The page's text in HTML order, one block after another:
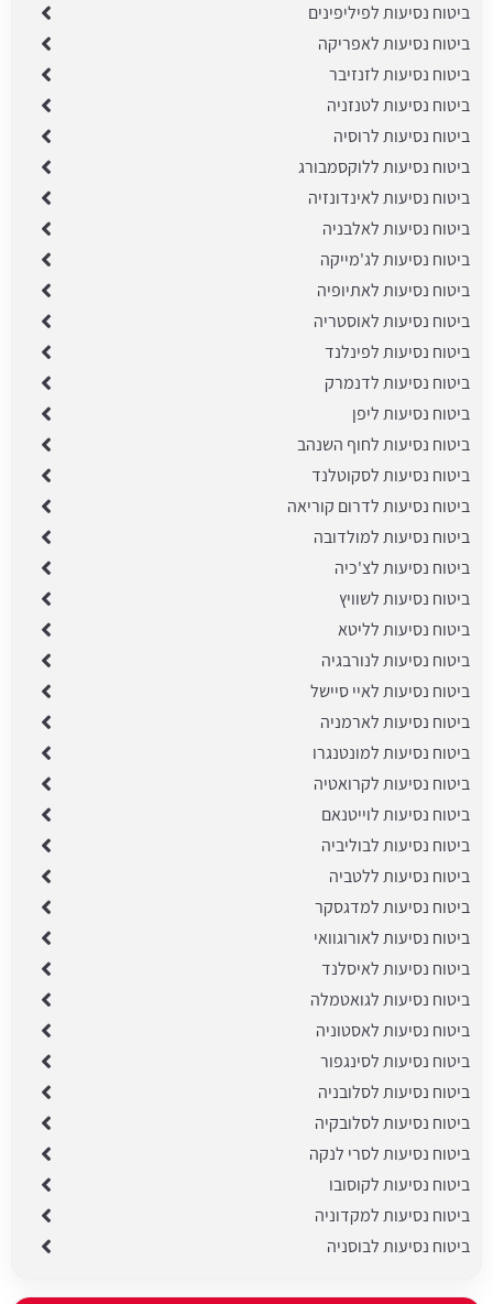
ביטוח נסיעות לפיליפינים
ביטוח נסיעות לאפריקה
ביטוח נסיעות לזנזיבר
ביטוח נסיעות לטנזניה
ביטוח נסיעות לרוסיה
ביטוח נסיעות ללוקסמבורג
ביטוח נסיעות לאינדונזיה
ביטוח נסיעות לאלבניה
ביטוח נסיעות לג'מייקה
ביטוח נסיעות לאתיופיה
ביטוח נסיעות לאוסטריה
ביטוח נסיעות לפינלנד
ביטוח נסיעות לדנמרק
ביטוח נסיעות ליפן
ביטוח נסיעות לחוף השנהב
ביטוח נסיעות לסקוטלנד
ביטוח נסיעות לדרום קוריאה
ביטוח נסיעות למולדובה
ביטוח נסיעות לצ'כיה
ביטוח נסיעות לשוויץ
ביטוח נסיעות לליטא
ביטוח נסיעות לנורבגיה
ביטוח נסיעות לאיי סיישל
ביטוח נסיעות לארמניה
ביטוח נסיעות למונטנגרו
ביטוח נסיעות לקרואטיה
ביטוח נסיעות לוייטנאם
ביטוח נסיעות לבוליביה
ביטוח נסיעות ללטביה
ביטוח נסיעות למדגסקר
ביטוח נסיעות לאורוגוואי
ביטוח נסיעות לאיסלנד
ביטוח נסיעות לגואטמלה
ביטוח נסיעות לאסטוניה
ביטוח נסיעות לסינגפור
ביטוח נסיעות לסלובניה
ביטוח נסיעות לסלובקיה
ביטוח נסיעות לסרי לנקה
ביטוח נסיעות לקוסובו
ביטוח נסיעות למקדוניה
ביטוח נסיעות לבוסניה